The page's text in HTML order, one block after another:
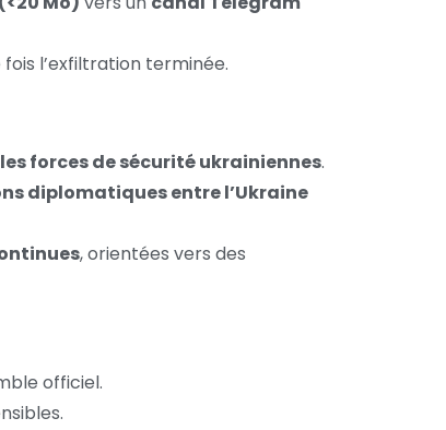
fois l’exfiltration terminée.
forces de sécurité ukrainiennes.
diplomatiques entre l’Ukraine
, orientées vers des
officiel.